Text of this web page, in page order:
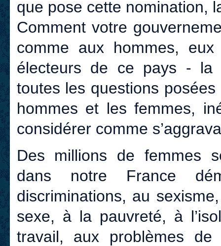
que pose cette nomination,
Comment votre
comme aux hommes,
électeurs de ce pays - la
toutes les questions
hommes et les femmes,
considérer comme
Des millions de femmes
dans notre France
discriminations, au
sexe, à la pauvreté, à
travail, aux problèmes de